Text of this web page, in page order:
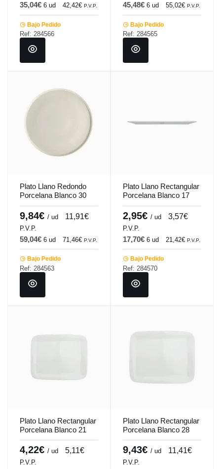
35,04€ 6 ud 42,42€ P.V.P.
Bajo Pedido
Ref: 284566
45,48€ 6 ud 55,02€ P.V.P.
Bajo Pedido
Ref: 284565
Plato Llano Redondo
Porcelana Blanco 30
Cm Anillo Porland
9,84€ / ud 11,91€
P.V.P.
59,04€ 6 ud 71,46€ P.V.P.
Bajo Pedido
Ref: 284563
Plato Llano Rectangular
Porcelana Blanco 17
Cm Bach Porland
2,95€ / ud 3,57€
P.V.P.
17,70€ 6 ud 21,42€ P.V.P.
Bajo Pedido
Ref: 284570
Plato Llano Rectangular
Porcelana Blanco 21
Cm Bach Porland
4,22€ / ud 5,11€
P.V.P.
Plato Llano Rectangular
Porcelana Blanco 28
Cm Bach Porland
9,43€ / ud 11,41€
P.V.P.